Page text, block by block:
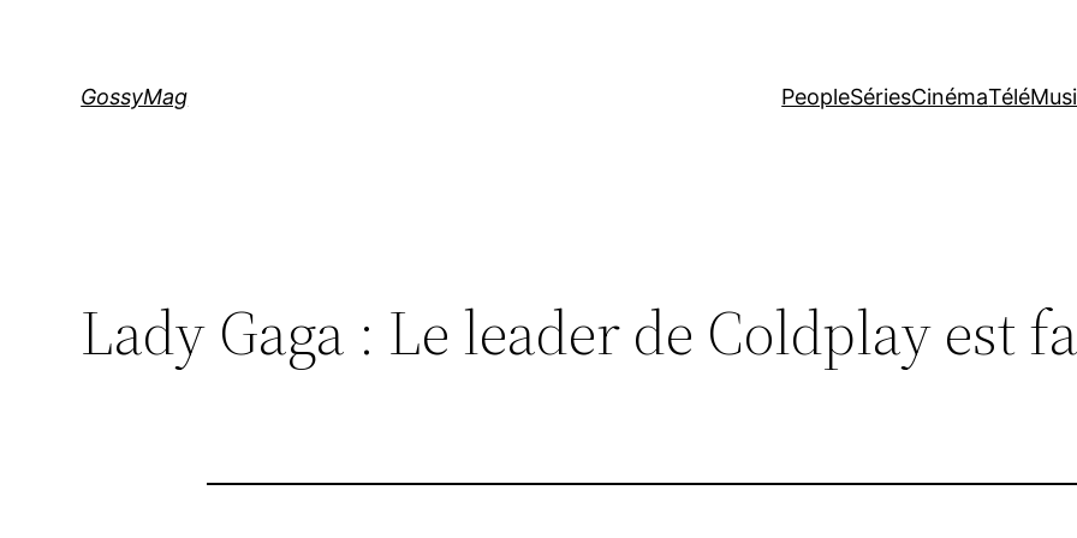
GossyMag PeopleSériesCinémaTélé
Lady Gaga : Le leader de Coldplay est